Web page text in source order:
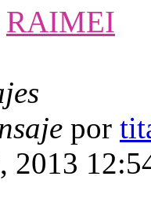
RAIMEI
por
2013